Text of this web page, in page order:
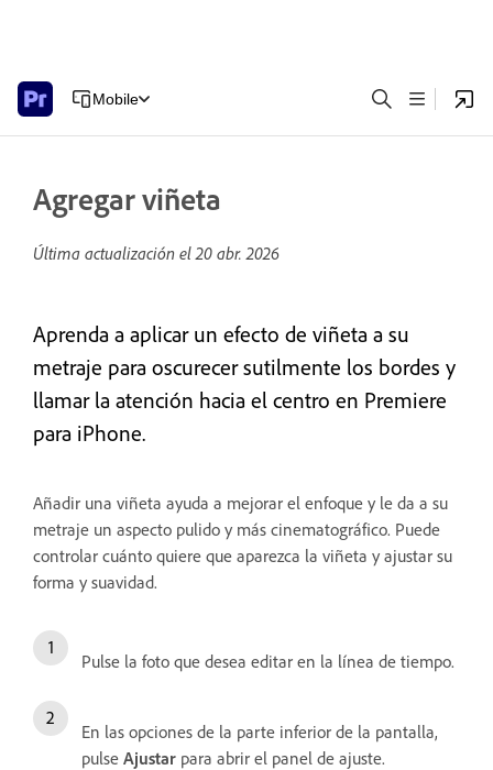
Mobile
Agregar viñeta
Última actualización el20 abr. 2026
Aprenda a aplicar un efecto de viñeta a su
metraje para oscurecer sutilmente los bordes y
llamar la atención hacia el centro en Premiere
para iPhone.
Añadir una viñeta ayuda a mejorar el enfoque y le da a su
metraje un aspecto pulido y más cinematográfico. Puede
controlar cuánto quiere que aparezca la viñeta y ajustar su
forma y suavidad.
Pulse la foto que desea editar en la línea de tiempo.
En las opciones de la parte inferior de la pantalla,
pulse Ajustar para abrir el panel de ajuste.